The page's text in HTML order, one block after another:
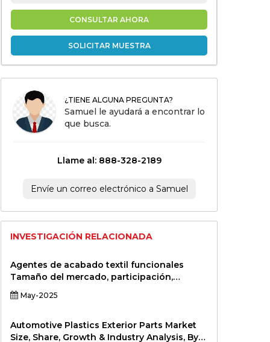
CONSULTAR AHORA
SOLICITAR MUESTRA
¿TIENE ALGUNA PREGUNTA?
Samuel le ayudará a encontrar lo
que busca.
Llame al: 888-328-2189
Envíe un correo electrónico a Samuel
INVESTIGACIÓN RELACIONADA
Agentes de acabado textil funcionales
Tamaño del mercado, participación,
crecimiento y análisis de la industria, por
tipo de producto (repelentes de agua,
antimicrobianos, resistencia a las arrugas,
protección UV, otros) por aplicación
May-2025
Automotive Plastics Exterior Parts Market
Size, Share, Growth & Industry Analysis, By